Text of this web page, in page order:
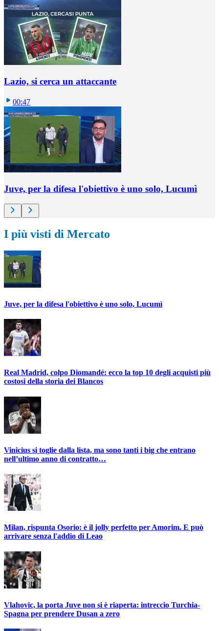
Lazio, si cerca un attaccante
00:47
Juve, per la difesa l'obiettivo è uno solo, Lucumì
I più visti di Mercato
Juve, per la difesa l'obiettivo è uno solo, Lucumì
Real Madrid, colpo Diomandé: ecco la top 10 degli acquisti più
costosi della storia dei Blancos
Vinicius si toglie dalla lista, ma sono tanti i big che entrano
nell’ultimo anno di contratto…
Milan, rispunta Osorio: è il jolly perfetto per Amorim. E può
arrivare senza l'addio di Leao
Vlahovic, la porta Juve non si è riaperta: intreccio Turchia-
Spagna per prendere Dusan a zero